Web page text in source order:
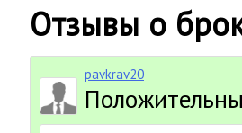
Отзывы о
pavkrav20